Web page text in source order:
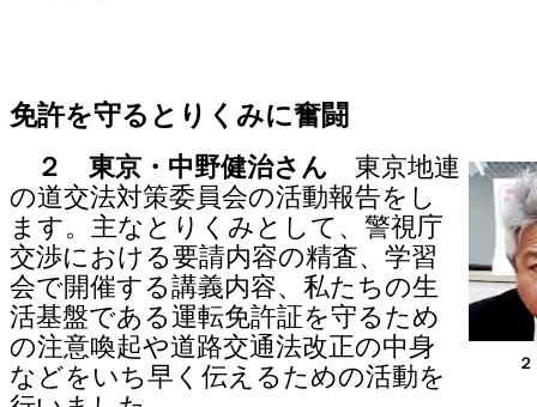
免許を守るとりくみに奮闘
２ 東京・中野健治さん 東京地連
の道交法対策委員会の活動報告をし
ます。主なとりくみとして、警視庁
交渉における要請内容の精査、学習
会で開催する講義内容、私たちの生
活基盤である運転免許証を守るため
の注意喚起や道路交通法改正の中身
などをいち早く伝えるための活動を